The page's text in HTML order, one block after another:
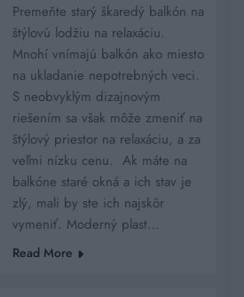
Premeňte starý škaredý balkón na
štýlovú lodžiu na relaxáciu.
Mnohí vnímajú balkón ako miesto
na ukladanie nepotrebných veci.
S neobvyklým dizajnovým
riešením sa však môže zmeniť na
štýlový priestor na relaxáciu, a za
veľmi nízku cenu. Ak máte na
balkóne staré okná a ich stav je
zlý, mali by ste ich najskôr
vymeniť. Moderný plast…
Read More